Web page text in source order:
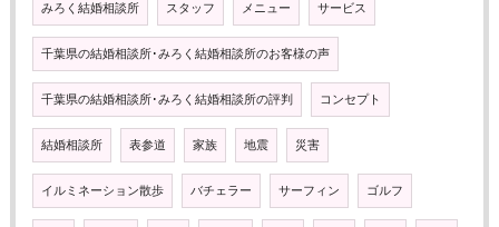
みろく結婚相談所 スタッフ メニュー サービス
千葉県の結婚相談所･みろく結婚相談所のお客様の声
千葉県の結婚相談所･みろく結婚相談所の評判 コンセプト
結婚相談所 表参道 家族 地震 災害
イルミネーション散歩 バチェラー サーフィン ゴルフ